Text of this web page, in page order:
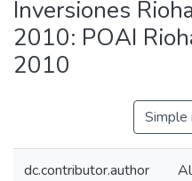
Inversiones
2010: POAI
2010
Simple
dc.contributor.author